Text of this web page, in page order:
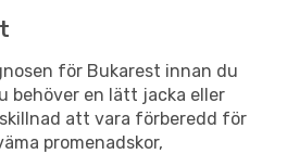
för Bukarest innan du
behöver en lätt jacka eller
att vara förberedd för
promenadskor,